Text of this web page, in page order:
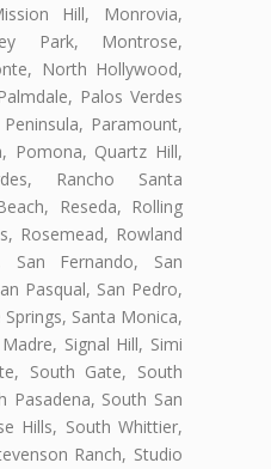
Hill, Monrovia,
Park, Montrose,
North Hollywood,
Palos Verdes
Paramount,
Pomona, Quartz Hill,
Rancho Santa
Reseda, Rolling
Rosemead, Rowland
San Fernando, San
Pasqual, San Pedro,
Santa Monica,
Signal Hill, Simi
South Gate, South
Pasadena, South San
Hills, South Whittier,
Ranch, Studio